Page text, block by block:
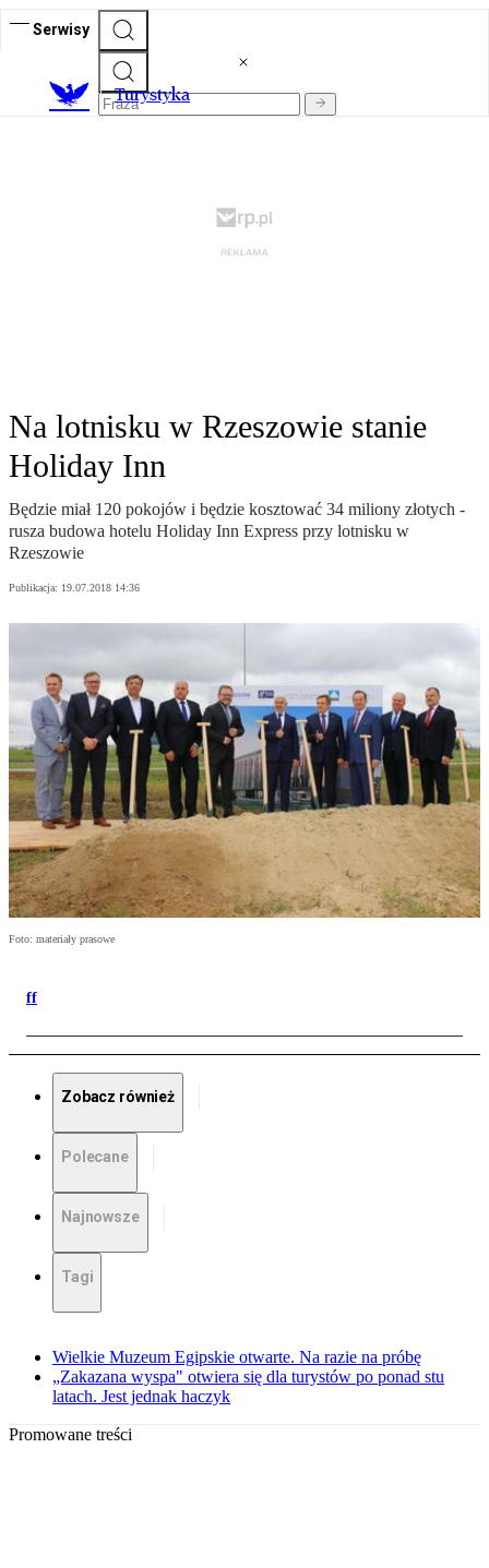
Serwisy
Turystyka
Na lotnisku w Rzeszowie stanie
Holiday Inn
Będzie miał 120 pokojów i będzie kosztować 34 miliony złotych -
rusza budowa hotelu Holiday Inn Express przy lotnisku w
Rzeszowie
Publikacja: 19.07.2018 14:36
Foto: materiały prasowe
ff
Zobacz również
Polecane
Najnowsze
Tagi
Wielkie Muzeum Egipskie otwarte. Na razie na próbę
„Zakazana wyspa" otwiera się dla turystów po ponad stu
latach. Jest jednak haczyk
Promowane treści